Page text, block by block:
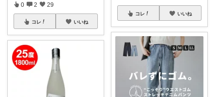
0 2 29
コレ いいね
コレ いいね